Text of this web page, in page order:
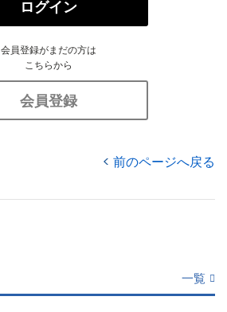
ログイン
会員登録がまだの方は
こちらから
会員登録
前のページへ戻る
一覧